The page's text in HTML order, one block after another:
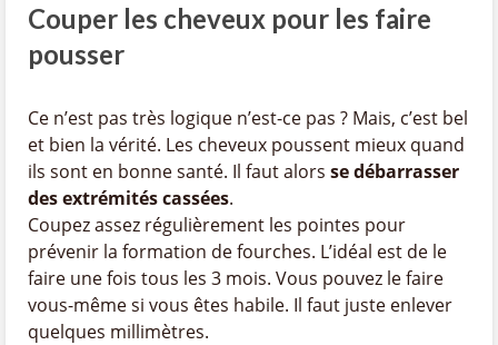
Couper les cheveux pour les faire
pousser
Ce n’est pas très logique n’est-ce pas ? Mais, c’est bel
et bien la vérité. Les cheveux poussent mieux quand
ils sont en bonne santé. Il faut alors se débarrasser
des extrémités cassées.
Coupez assez régulièrement les pointes pour
prévenir la formation de fourches. L’idéal est de le
faire une fois tous les 3 mois. Vous pouvez le faire
vous-même si vous êtes habile. Il faut juste enlever
quelques millimètres.